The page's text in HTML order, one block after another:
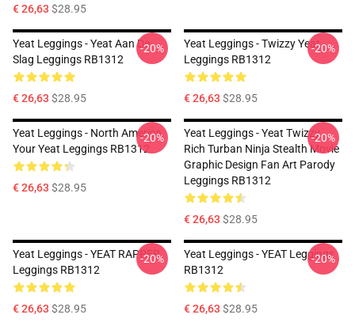
€ 26,63 $28.95
Yeat Leggings - Yeat Aan De
Slag Leggings RB1312
€ 26,63 $28.95
-20%
Yeat Leggings - Twizzy Yeat
Leggings RB1312
€ 26,63 $28.95
-20%
Yeat Leggings - North America
Your Yeat Leggings RB1312
€ 26,63 $28.95
-20%
Yeat Leggings - Yeat Twizzy
Rich Turban Ninja Stealth Movie
Graphic Design Fan Art Parody
Leggings RB1312
€ 26,63 $28.95
-20%
Yeat Leggings - YEAT RAPPER
Leggings RB1312
€ 26,63 $28.95
-20%
Yeat Leggings - YEAT Leggings
RB1312
€ 26,63 $28.95
-20%